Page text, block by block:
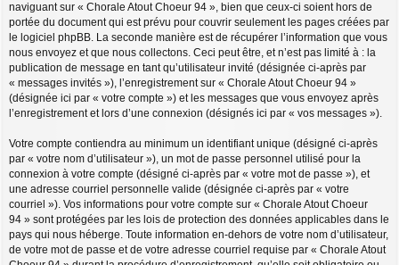
naviguant sur « Chorale Atout Choeur 94 », bien que ceux-ci soient hors de
portée du document qui est prévu pour couvrir seulement les pages créées par
le logiciel phpBB. La seconde manière est de récupérer l’information que vous
nous envoyez et que nous collectons. Ceci peut être, et n’est pas limité à : la
publication de message en tant qu’utilisateur invité (désignée ci-après par
« messages invités »), l’enregistrement sur « Chorale Atout Choeur 94 »
(désignée ici par « votre compte ») et les messages que vous envoyez après
l’enregistrement et lors d’une connexion (désignés ici par « vos messages »).
Votre compte contiendra au minimum un identifiant unique (désigné ci-après
par « votre nom d’utilisateur »), un mot de passe personnel utilisé pour la
connexion à votre compte (désigné ci-après par « votre mot de passe »), et
une adresse courriel personnelle valide (désignée ci-après par « votre
courriel »). Vos informations pour votre compte sur « Chorale Atout Choeur
94 » sont protégées par les lois de protection des données applicables dans le
pays qui nous héberge. Toute information en-dehors de votre nom d’utilisateur,
de votre mot de passe et de votre adresse courriel requise par « Chorale Atout